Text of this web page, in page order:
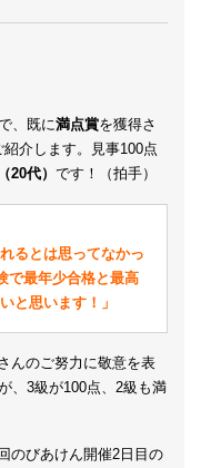
、既に満点賞を獲得さ
介します。見事100点
20代） です！（拍手）
るとは思ってなかっ
で最年少合格と最高
と思います！」
んのご努力に敬意を表
、3級が100点、2級も満
のびあけん開催2日目の